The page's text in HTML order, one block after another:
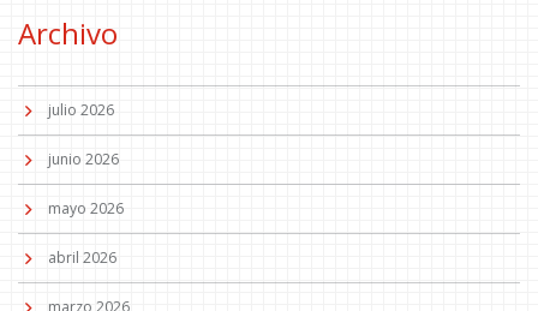
Archivo
julio 2026
junio 2026
mayo 2026
abril 2026
marzo 2026